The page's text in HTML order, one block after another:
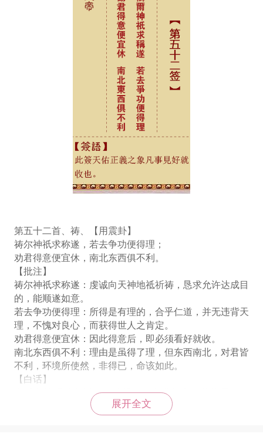
第五十二首、祷、【用震卦】
祷尔神祇求称遂，若去争功便得理；
劝君得意便宜休，南北东西俱不利。
【批注】
祷尔神祇求称遂：虔诚向天神地祗祈祷，恳求允许达成目
的，能顺遂如意。
若去争功便得理：所得是有理的，合乎仁道，并无违背天
理，不愧对良心，而获得世人之肯定。
劝君得意便宜休：因此得意后，即必须看好就收。
南北东西俱不利：理由是虽得了理，但东西南北，对君皆
不利，环境所使然，非得已，命该如此。
【白话】
虔诚向神明膜拜祈祷，希望事事顺遂如意，若能展开行
动，把握机会，就会让你得到好成果；还是要奉劝你得意
展开全文